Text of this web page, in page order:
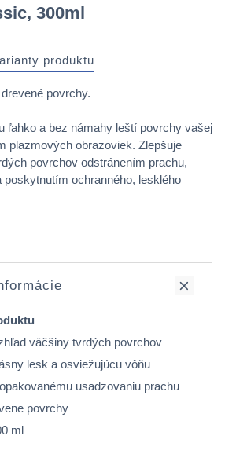
300ml
produktu
povrchy.
ľahko a bez námahy leští povrchy vašej
plazmových obrazoviek. Zlepšuje
povrchov odstránením prachu,
poskytnutím ochranného, ​​lesklého
väčšiny tvrdých povrchov
lesk a osviežujúcu vôňu
usadzovaniu prachu
povrchy
ml